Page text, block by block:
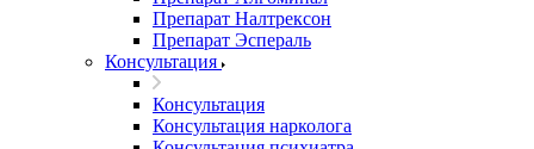
Препарат Налтрексон
Препарат Эспераль
Консультация
Консультация
Консультация нарколога